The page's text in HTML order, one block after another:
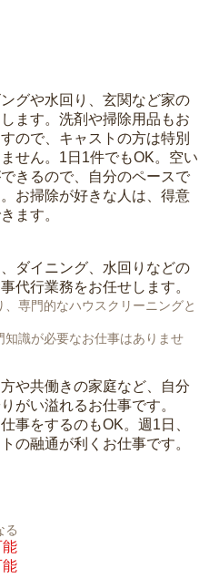
グや水回り、玄関など家の
ます。洗剤や掃除用品もお
ので、キャストの方は特別
せん。1日1件でもOK。空い
きるので、自分のペースで
お掃除が好きな人は、得意
ます。
ダイニング、水回りなどの
代行業務をお任せします。
専門的なハウスクリーニングと
識が必要なお仕事はありませ
や共働きの家庭など、自分
がい溢れるお仕事です。
事をするのもOK。週1日、
の融通が利くお仕事です。
る
能
能